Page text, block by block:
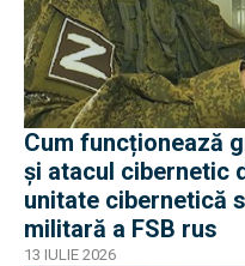
Cum funcționează
și atacul cibernetic
unitate cibernetică
militară a FSB rus
13 IULIE 2026